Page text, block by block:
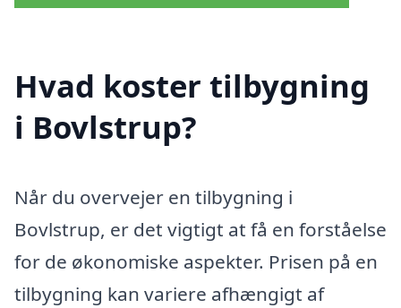
Hvad koster tilbygning
i Bovlstrup?
Når du overvejer en tilbygning i
Bovlstrup, er det vigtigt at få en forståelse
for de økonomiske aspekter. Prisen på en
tilbygning kan variere afhængigt af